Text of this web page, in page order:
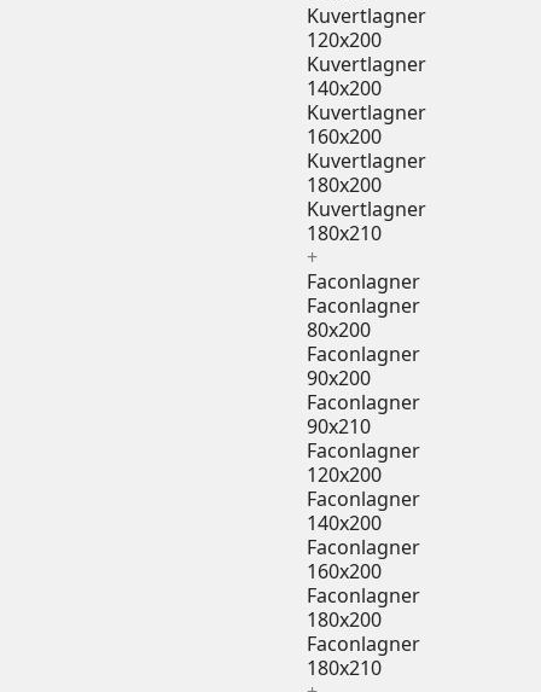
Kuvertlagner
120x200
Kuvertlagner
140x200
Kuvertlagner
160x200
Kuvertlagner
180x200
Kuvertlagner
180x210
+
Faconlagner
Faconlagner
80x200
Faconlagner
90x200
Faconlagner
90x210
Faconlagner
120x200
Faconlagner
140x200
Faconlagner
160x200
Faconlagner
180x200
Faconlagner
180x210